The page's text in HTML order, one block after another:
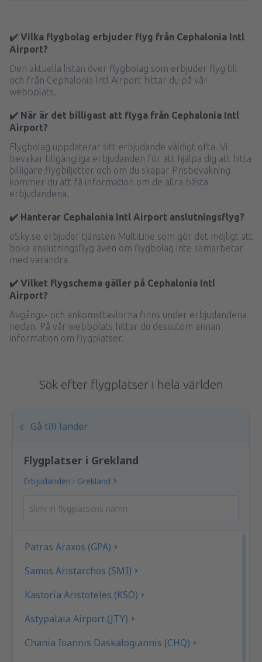
✔️ Vilka flygbolag erbjuder flyg från Cephalonia Intl
Airport?
Den aktuella listan över flygbolag som erbjuder flyg till
och från Cephalonia Intl Airport hittar du på vår
webbplats.
✔️ När är det billigast att flyga från Cephalonia Intl
Airport?
Flygbolag uppdaterar sitt erbjudande väldigt ofta. Vi
bevakar tillgängliga erbjudanden för att hjälpa dig att hitta
billigare flygbiljetter och om du skapar Prisbevakning
kommer du att få information om de allra bästa
erbjudandena.
✔️ Hanterar Cephalonia Intl Airport anslutningsflyg?
eSky.se erbjuder tjänsten MultiLine som gör det möjligt att
boka anslutningsflyg även om flygbolag inte samarbetar
med varandra.
✔️ Vilket flygschema gäller på Cephalonia Intl
Airport?
Avgångs- och ankomsttavlorna finns under erbjudandena
nedan. På vår webbplats hittar du dessutom annan
information om flygplatser.
Sök efter flygplatser i hela världen
Gå till länder
Flygplatser i Grekland
Erbjudanden i Grekland
Patras Araxos (GPA)
Samos Aristarchos (SMI)
Kastoria Aristoteles (KSO)
Astypalaia Airport (JTY)
Chania Ioannis Daskalogiannis (CHQ)